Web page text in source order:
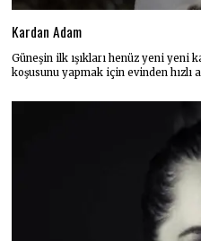
Kardan Adam
Güneşin ilk ışıkları henüz yeni yeni
koşusunu yapmak için evinden hızlı